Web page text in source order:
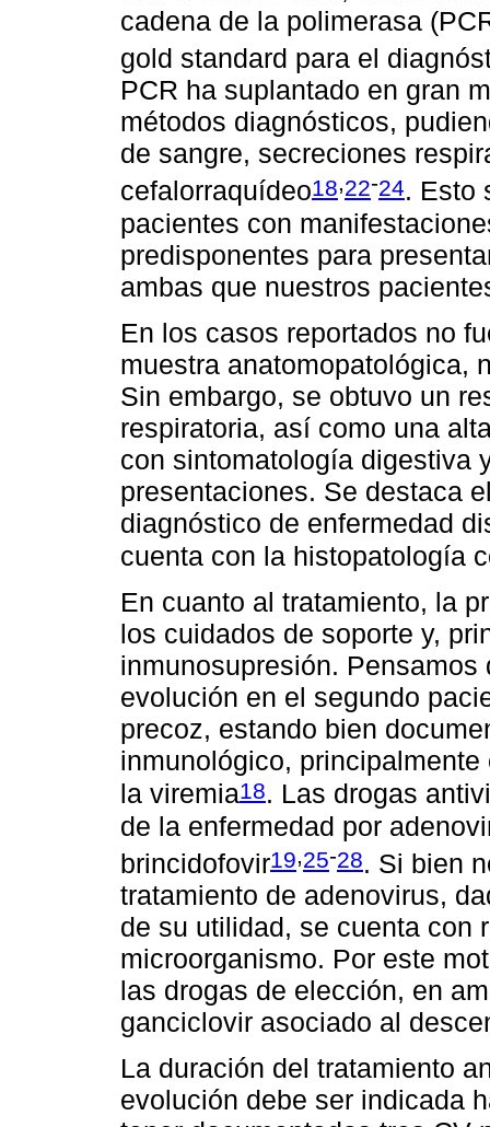
cadena de la polimerasa
gold standard para el
PCR ha suplantado en gran
métodos diagnósticos,
de sangre, secreciones
cefalorraquídeo18,22-24. Esto
pacientes con
predisponentes para
ambas que nuestros
En los casos reportados no
muestra anatomopatológica,
Sin embargo, se obtuvo un
respiratoria, así como una
con sintomatología digestiva
presentaciones. Se destaca
diagnóstico de enfermedad
cuenta con la histopatología
En cuanto al tratamiento, la
los cuidados de soporte y,
inmunosupresión.
evolución en el segundo
precoz, estando bien
inmunológico,
la viremia18. Las drogas
de la enfermedad por
brincidofovir19,25-28. Si bien
tratamiento de adenovirus,
de su utilidad, se cuenta con
microorganismo. Por este
las drogas de elección, en
ganciclovir asociado al
La duración del tratamiento
evolución debe ser indicada